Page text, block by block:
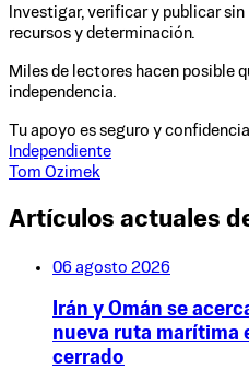
Investigar, verificar y publicar
recursos y determinación.
Miles de lectores hacen posible
independencia.
Tu apoyo es seguro y confidencial
Independiente
Tom Ozimek
Artículos actuales
06 agosto 2026
Irán y Omán se
nueva ruta marítima
cerrado